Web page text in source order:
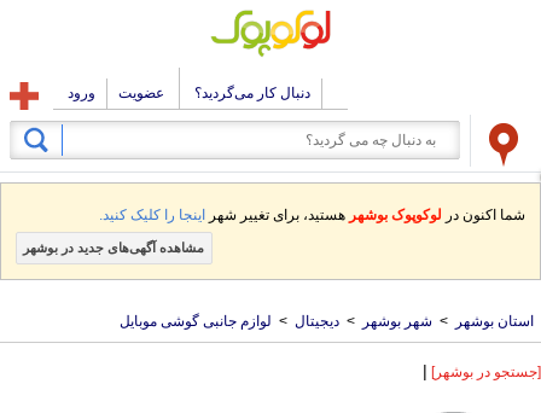
دنبال کار می‌گردید؟ عضویت ورود
شما اکنون در لوکوپوک بوشهر هستید، برای تغییر شهر اینجا را کلیک کنید.
مشاهده آگهی‌های جدید در بوشهر
استان بوشهر > شهر بوشهر > دیجیتال > لوازم جانبی گوشی موبایل
[جستجو در بوشهر] |